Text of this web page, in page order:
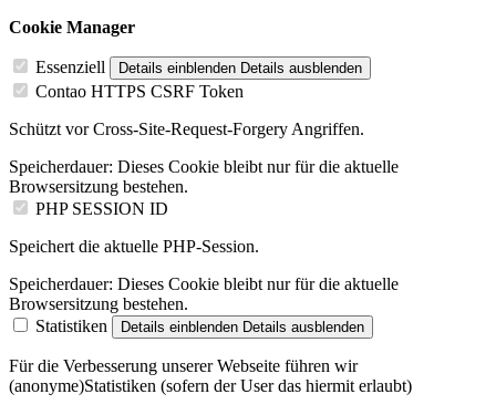
Cookie Manager
Essenziell Details einblenden Details ausblenden
Contao HTTPS CSRF Token
Schützt vor Cross-Site-Request-Forgery Angriffen.
Speicherdauer: Dieses Cookie bleibt nur für die aktuelle
Browsersitzung bestehen.
PHP SESSION ID
Speichert die aktuelle PHP-Session.
Speicherdauer: Dieses Cookie bleibt nur für die aktuelle
Browsersitzung bestehen.
Statistiken
Details einblenden Details ausblenden
Für die Verbesserung unserer Webseite führen wir
(anonyme)Statistiken (sofern der User das hiermit erlaubt)